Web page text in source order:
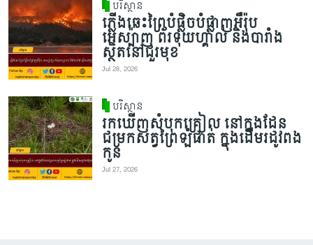
បរិស្ថាន
ភ្លើងឆេះព្រៃបំផ្លិចបំផ្លាញអឺរ៉ុប
អេស្ប៉ាញ ព័រទុយហ្គាល់ និងបារាំង
ស្ថិតនៅជួរមុខ
Jul 28, 2026
បរិស្ថាន
រកឃើញសំបុកគ្រៀល នៅក្នុងដែន
ជម្រកសត្វព្រៃឡំផាត់ ក្នុងដើមរដូវពង
កូន
Jul 27, 2026